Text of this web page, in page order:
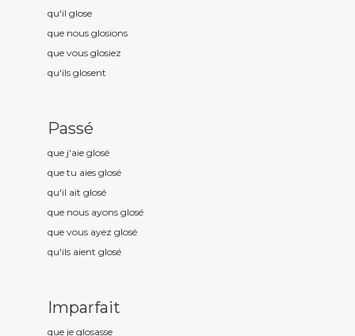
qu'il glose
que nous glosions
que vous glosiez
qu'ils glosent
Passé
que j'aie glosé
que tu aies glosé
qu'il ait glosé
que nous ayons glosé
que vous ayez glosé
qu'ils aient glosé
Imparfait
que je glosasse